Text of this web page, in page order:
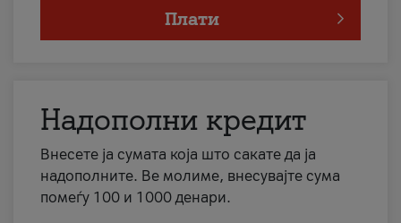
Плати
Надополни кредит
Внесете ја сумата која што сакате да ја
надополните. Ве молиме, внесувајте сума
помеѓу 100 и 1000 денари.